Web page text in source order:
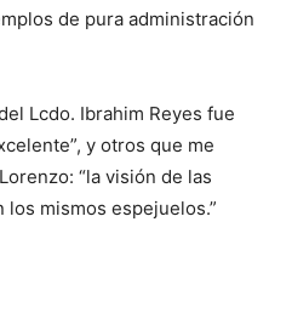
de pura administración
Lcdo. Ibrahim Reyes fue
y otros que me
“la visión de las
mismos espejuelos.”